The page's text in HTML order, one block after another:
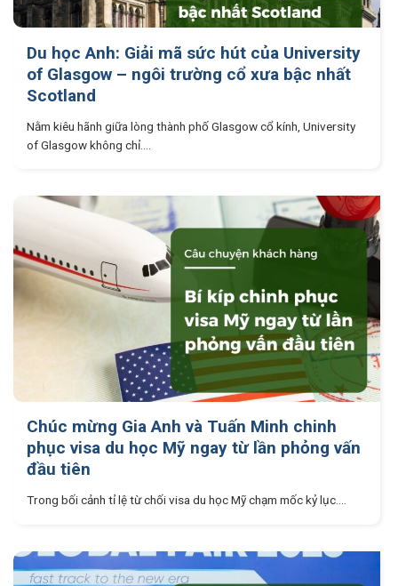
Du học Anh: Giải mã sức hút của University
of Glasgow – ngôi trường cổ xưa bậc nhất
Scotland
Nằm kiêu hãnh giữa lòng thành phố Glasgow cổ kính, University
of Glasgow không chỉ....
Chúc mừng Gia Anh và Tuấn Minh chinh
phục visa du học Mỹ ngay từ lần phỏng vấn
đầu tiên
Trong bối cảnh tỉ lệ từ chối visa du học Mỹ chạm mốc kỷ lục....